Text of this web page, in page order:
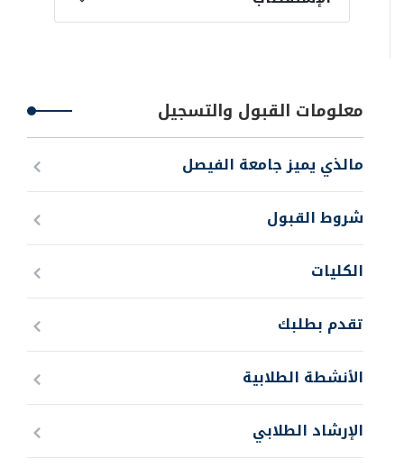
معلومات القبول والتسجيل
مالذي يميز جامعة الفيصل
شروط القبول
الكليات
تقدم بطلبك
الأنشطة الطلابية
الإرشاد الطلابي